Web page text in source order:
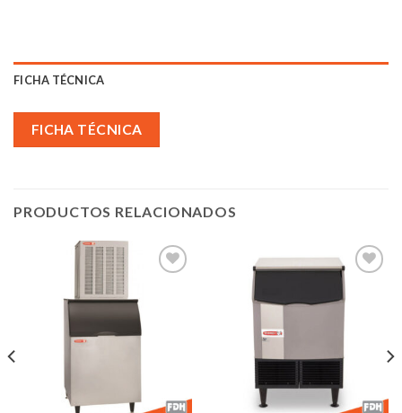
FICHA TÉCNICA
FICHA TÉCNICA
PRODUCTOS RELACIONADOS